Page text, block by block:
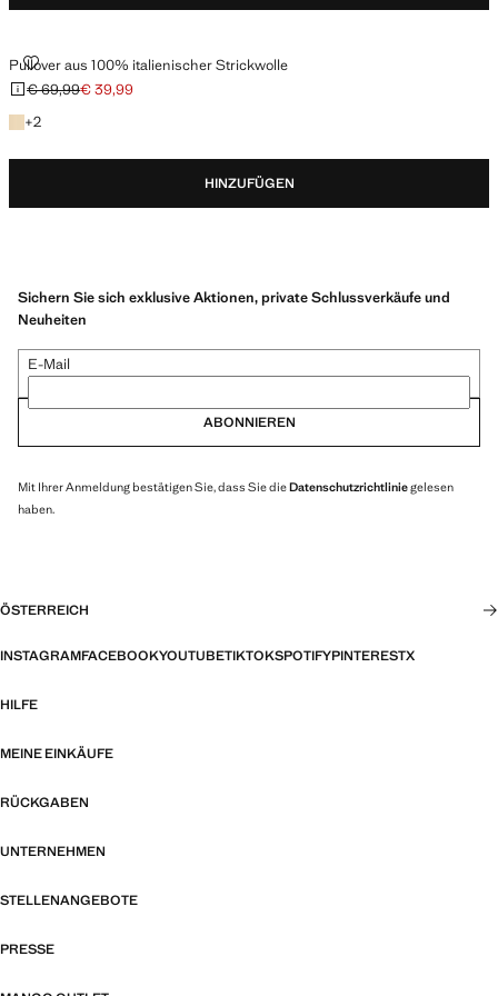
Pullover aus 100% italienischer Strickwolle
PULLOVER AUS 100% ITALIENISCHER STRICKWOLLE
Ausgangspreis durchgestrichen [€ 69,99 ]
€ 69,99
Aktueller Preis [€ 39,99 ]
€ 39,99
+2
+ 2 Farben
HINZUFÜGEN
Sichern Sie sich exklusive Aktionen, private Schlussverkäufe und
Neuheiten
E-Mail
ABONNIEREN
Mit Ihrer Anmeldung bestätigen Sie, dass Sie dieDatenschutzrichtliniegelesen
haben.
ÖSTERREICH
INSTAGRAMFACEBOOKYOUTUBETIKTOKSPOTIFYPINTERESTX
HILFE
MEINE EINKÄUFE
RÜCKGABEN
UNTERNEHMEN
STELLENANGEBOTE
PRESSE